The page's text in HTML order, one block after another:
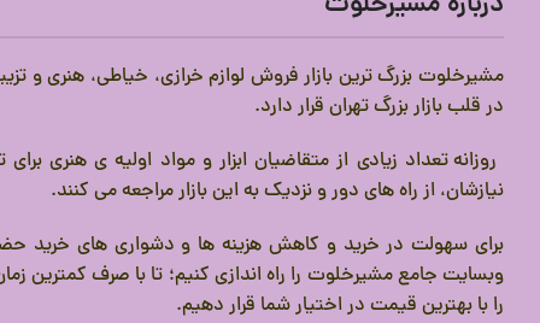
مشیرخلوت بزرگ ترین بازار فروش لوازم خرازی، خیاطی، هنری و
در قلب بازار بزرگ تهران قرار دارد.
روزانه تعداد زیادی از متقاضیان ابزار و مواد اولیه ی هنری
نیازشان، از راه های دور و نزدیک به این بازار مراجعه می کنند.
برای سهولت در خرید و کاهش هزینه ها و دشواری های خرید
وبسایت جامع مشیرخلوت را راه اندازی کنیم؛ تا با صرف کمترین
را با بهترین قیمت در اختیار شما قرار دهیم.